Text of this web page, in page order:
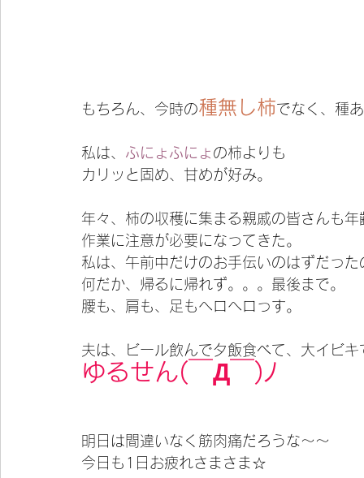
もちろん、今時の種無し柿でなく、種
私は、 ふにょふにょ の柿よりも
カリッと固め、甘めが好み。
年々、柿の収穫に集まる親戚の皆さんも年
作業に注意が必要になってきた。
私は、午前中だけのお手伝いのはずだった
何だか、帰るに帰れず。。。最後まで。
腰も、肩も、足もヘロヘロっす。
夫は、ビール飲んで夕飯食べて、大イビ
ゆるせん(￣Д￣)ﾉ
明日は間違いなく筋肉痛だろうな〜〜
今日も1日お疲れさまさま☆